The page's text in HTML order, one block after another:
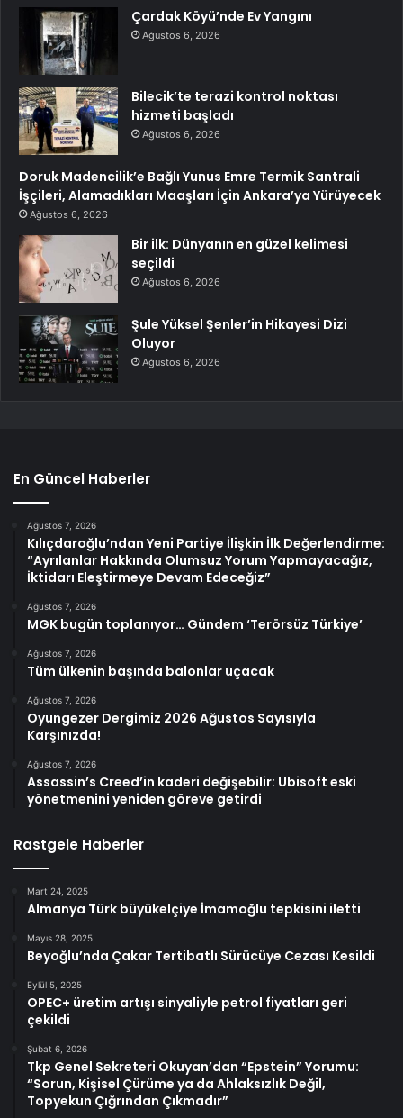
Çardak Köyü’nde Ev Yangını
Ağustos 6, 2026
Bilecik’te terazi kontrol noktası
hizmeti başladı
Ağustos 6, 2026
Doruk Madencilik’e Bağlı Yunus Emre Termik Santrali
İşçileri, Alamadıkları Maaşları İçin Ankara’ya Yürüyecek
Ağustos 6, 2026
Bir ilk: Dünyanın en güzel kelimesi
seçildi
Ağustos 6, 2026
Şule Yüksel Şenler’in Hikayesi Dizi
Oluyor
Ağustos 6, 2026
En Güncel Haberler
Ağustos 7, 2026
Kılıçdaroğlu’ndan Yeni Partiye İlişkin İlk Değerlendirme:
“Ayrılanlar Hakkında Olumsuz Yorum Yapmayacağız,
İktidarı Eleştirmeye Devam Edeceğiz”
Ağustos 7, 2026
MGK bugün toplanıyor… Gündem ‘Terörsüz Türkiye’
Ağustos 7, 2026
Tüm ülkenin başında balonlar uçacak
Ağustos 7, 2026
Oyungezer Dergimiz 2026 Ağustos Sayısıyla
Karşınızda!
Ağustos 7, 2026
Assassin’s Creed’in kaderi değişebilir: Ubisoft eski
yönetmenini yeniden göreve getirdi
Rastgele Haberler
Mart 24, 2025
Almanya Türk büyükelçiye İmamoğlu tepkisini iletti
Mayıs 28, 2025
Beyoğlu’nda Çakar Tertibatlı Sürücüye Cezası Kesildi
Eylül 5, 2025
OPEC+ üretim artışı sinyaliyle petrol fiyatları geri
çekildi
Şubat 6, 2026
Tkp Genel Sekreteri Okuyan’dan “Epstein” Yorumu:
“Sorun, Kişisel Çürüme ya da Ahlaksızlık Değil,
Topyekun Çığrından Çıkmadır”